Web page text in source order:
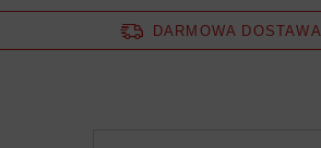
DARMOWA DOSTAWA